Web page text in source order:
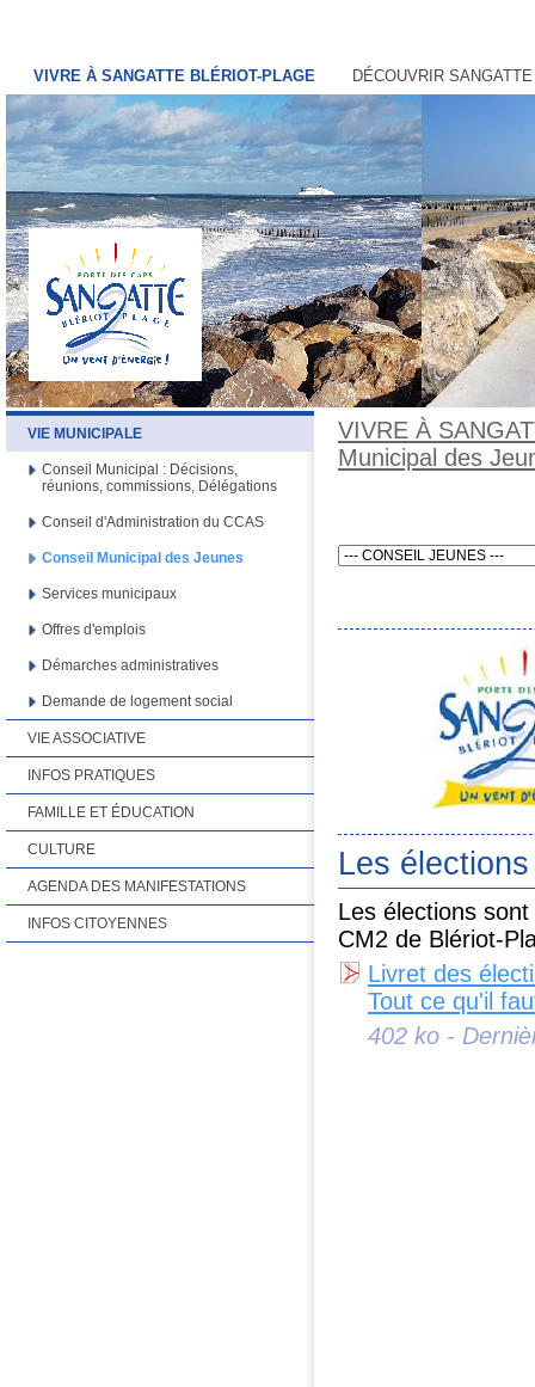
VIVRE À SANGATTE BLÉRIOT-PLAGE DÉCOUVRIR
VIVRE À
Municipal des
Les élections
Les élections
CM2 de Blériot-
Livret des
Tout ce qu'il
402 ko -
VIE MUNICIPALE
Conseil Municipal : Décisions,
réunions, commissions, Délégations
Conseil d'Administration du CCAS
Conseil Municipal des Jeunes
Services municipaux
Offres d'emplois
Démarches administratives
Demande de logement social
VIE ASSOCIATIVE
INFOS PRATIQUES
FAMILLE ET ÉDUCATION
CULTURE
AGENDA DES MANIFESTATIONS
INFOS CITOYENNES